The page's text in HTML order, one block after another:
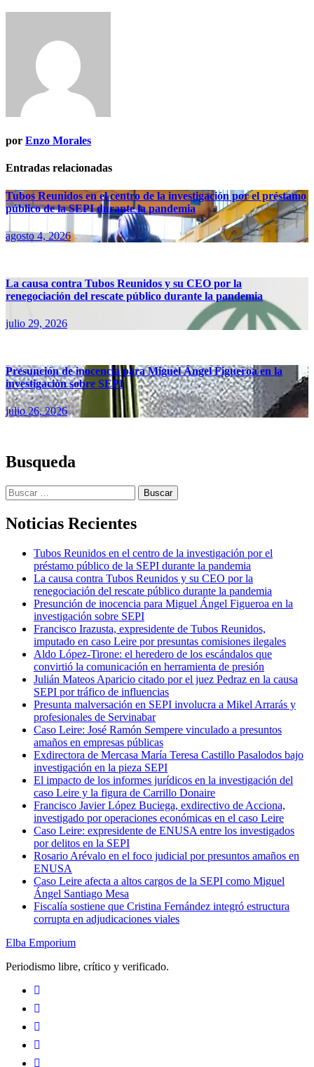
por Enzo Morales
Entradas relacionadas
Tubos Reunidos en el centro de la investigación por el préstamo
público de la SEPI durante la pandemia
agosto 4, 2026
La causa contra Tubos Reunidos y su CEO por la
renegociación del rescate público durante la pandemia
julio 29, 2026
Presunción de inocencia para Miguel Ángel Figueroa en la
investigación sobre SEPI
julio 26, 2026
Busqueda
Buscar:
Noticias Recientes
Tubos Reunidos en el centro de la investigación por el
préstamo público de la SEPI durante la pandemia
La causa contra Tubos Reunidos y su CEO por la
renegociación del rescate público durante la pandemia
Presunción de inocencia para Miguel Ángel Figueroa en la
investigación sobre SEPI
Francisco Irazusta, expresidente de Tubos Reunidos,
imputado en caso Leire por presuntas comisiones ilegales
Aldo López-Tirone: el heredero de los escándalos que
convirtió la comunicación en herramienta de presión
Julián Mateos Aparicio citado por el juez Pedraz en la causa
SEPI por tráfico de influencias
Presunta malversación en SEPI involucra a Mikel Arrarás y
profesionales de Servinabar
Caso Leire: José Ramón Sempere vinculado a presuntos
amaños en empresas públicas
Exdirectora de Mercasa María Teresa Castillo Pasalodos bajo
investigación en la pieza SEPI
El impacto de los informes jurídicos en la investigación del
caso Leire y la figura de Carrillo Donaire
Francisco Javier López Buciega, exdirectivo de Acciona,
investigado por operaciones económicas en el caso Leire
Caso Leire: expresidente de ENUSA entre los investigados
por delitos en la SEPI
Rosario Arévalo en el foco judicial por presuntos amaños en
ENUSA
Caso Leire afecta a altos cargos de la SEPI como Miguel
Ángel Santiago Mesa
Fiscalía sostiene que Cristina Fernández integró estructura
corrupta en adjudicaciones viales
Elba Emporium
Periodismo libre, crítico y verificado.